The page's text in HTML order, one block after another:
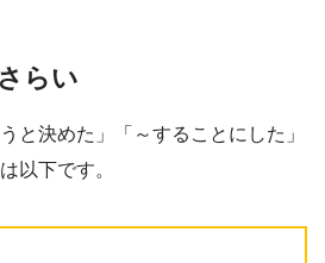
らい
と決めた」「～することにした」
以下です。